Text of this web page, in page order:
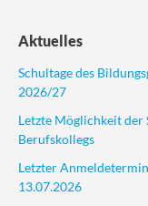
Aktuelles
Schultage des
2026/27
Letzte Möglichkeit der
Berufskollegs
Letzter
13.07.2026